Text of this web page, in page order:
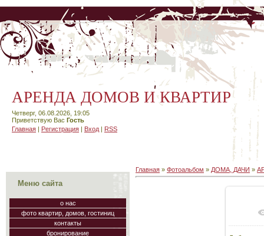
АРЕНДА ДОМОВ И КВАРТИР
Четверг, 06.08.2026, 19:05
Приветствую Вас Гость
Главная | Регистрация | Вход | RSS
Меню сайта
о нас
фото квартир, домов, гостиниц
контакты
бронирование
Главная » Фотоальбом » ДОМА, ДАЧИ »